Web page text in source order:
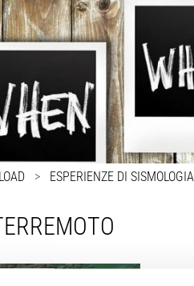
> ESPERIENZE DI SISMOLOGIA